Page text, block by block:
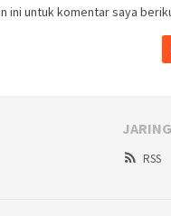
ini untuk komentar saya
RSS